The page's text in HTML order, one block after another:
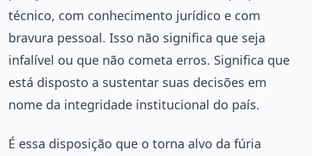
técnico, com conhecimento jurídico e com
bravura pessoal. Isso não significa que seja
infalível ou que não cometa erros. Significa que
está disposto a sustentar suas decisões em
nome da integridade institucional do país.
É essa disposição que o torna alvo da fúria